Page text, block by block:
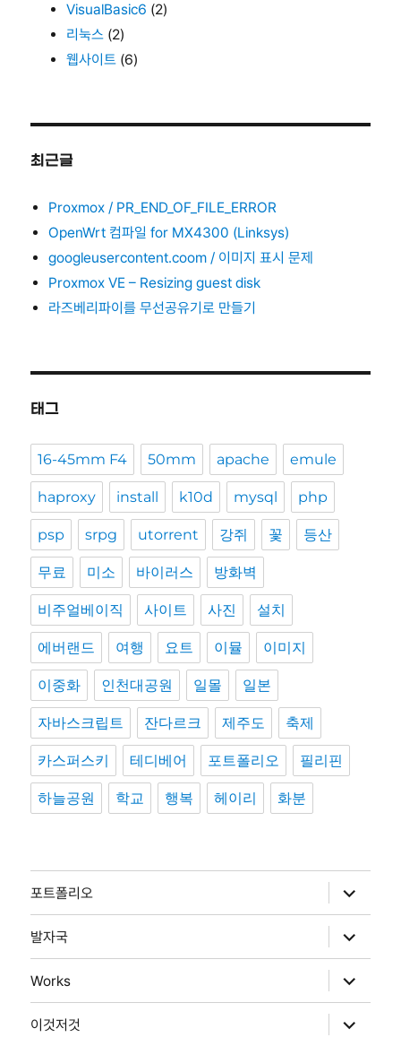
VisualBasic6 (2)
리눅스 (2)
웹사이트 (6)
최근글
Proxmox / PR_END_OF_FILE_ERROR
OpenWrt 컴파일 for MX4300 (Linksys)
googleusercontent.coom / 이미지 표시 문제
Proxmox VE – Resizing guest disk
라즈베리파이를 무선공유기로 만들기
태그
16-45mm F4 50mm apache emule
haproxy install k10d mysql php
psp srpg utorrent 강쥐 꽃 등산
무료 미소 바이러스 방화벽
비주얼베이직 사이트 사진 설치
에버랜드 여행 요트 이뮬 이미지
이중화 인천대공원 일몰 일본
자바스크립트 잔다르크 제주도 축제
카스퍼스키 테디베어 포트폴리오 필리핀
하늘공원 학교 행복 헤이리 화분
포트폴리오
위
메
뉴
확
장
발자국
위
메
뉴
확
장
Works
위
메
뉴
확
이것저것
위